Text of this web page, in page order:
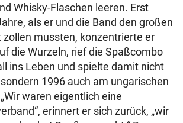
Whisky-Flaschen leeren. Erst
als er und die Band den großen
zollen mussten, konzentrierte er
die Wurzeln, rief die Spaßcombo
ins Leben und spielte damit nicht
1996 auch am ungarischen
waren eigentlich eine
erinnert er sich zurück, „wir